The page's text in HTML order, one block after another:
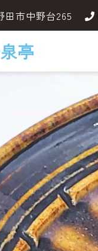
田市中野台265
亭